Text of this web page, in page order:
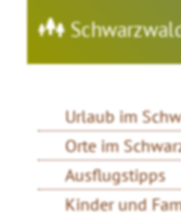
Urlaub im
Orte im
Ausflugstipps
Kinder und